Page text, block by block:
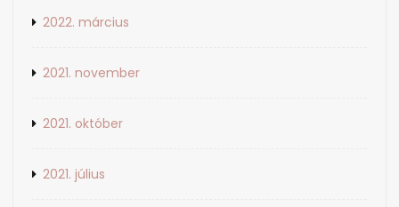
2022. március
2021. november
2021. október
2021. július